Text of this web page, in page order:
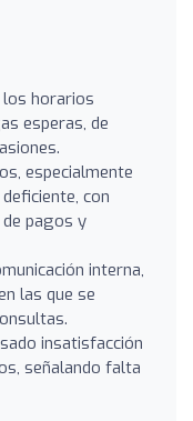
horarios
esperas, de
especialmente
con
pagos y
interna,
las que se
insatisfacción
señalando falta